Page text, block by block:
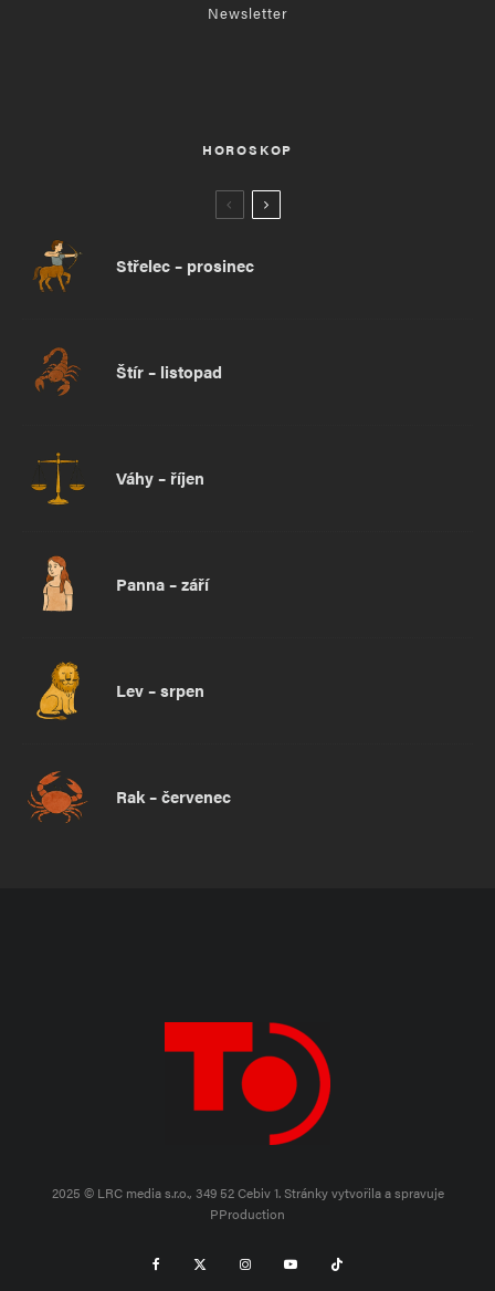
Newsletter
HOROSKOP
Střelec – prosinec
Štír – listopad
Váhy – říjen
Panna – září
Lev – srpen
Rak – červenec
2025 © LRC media s.r.o., 349 52 Cebiv 1.Stránky vytvořila a spravuje
PProduction